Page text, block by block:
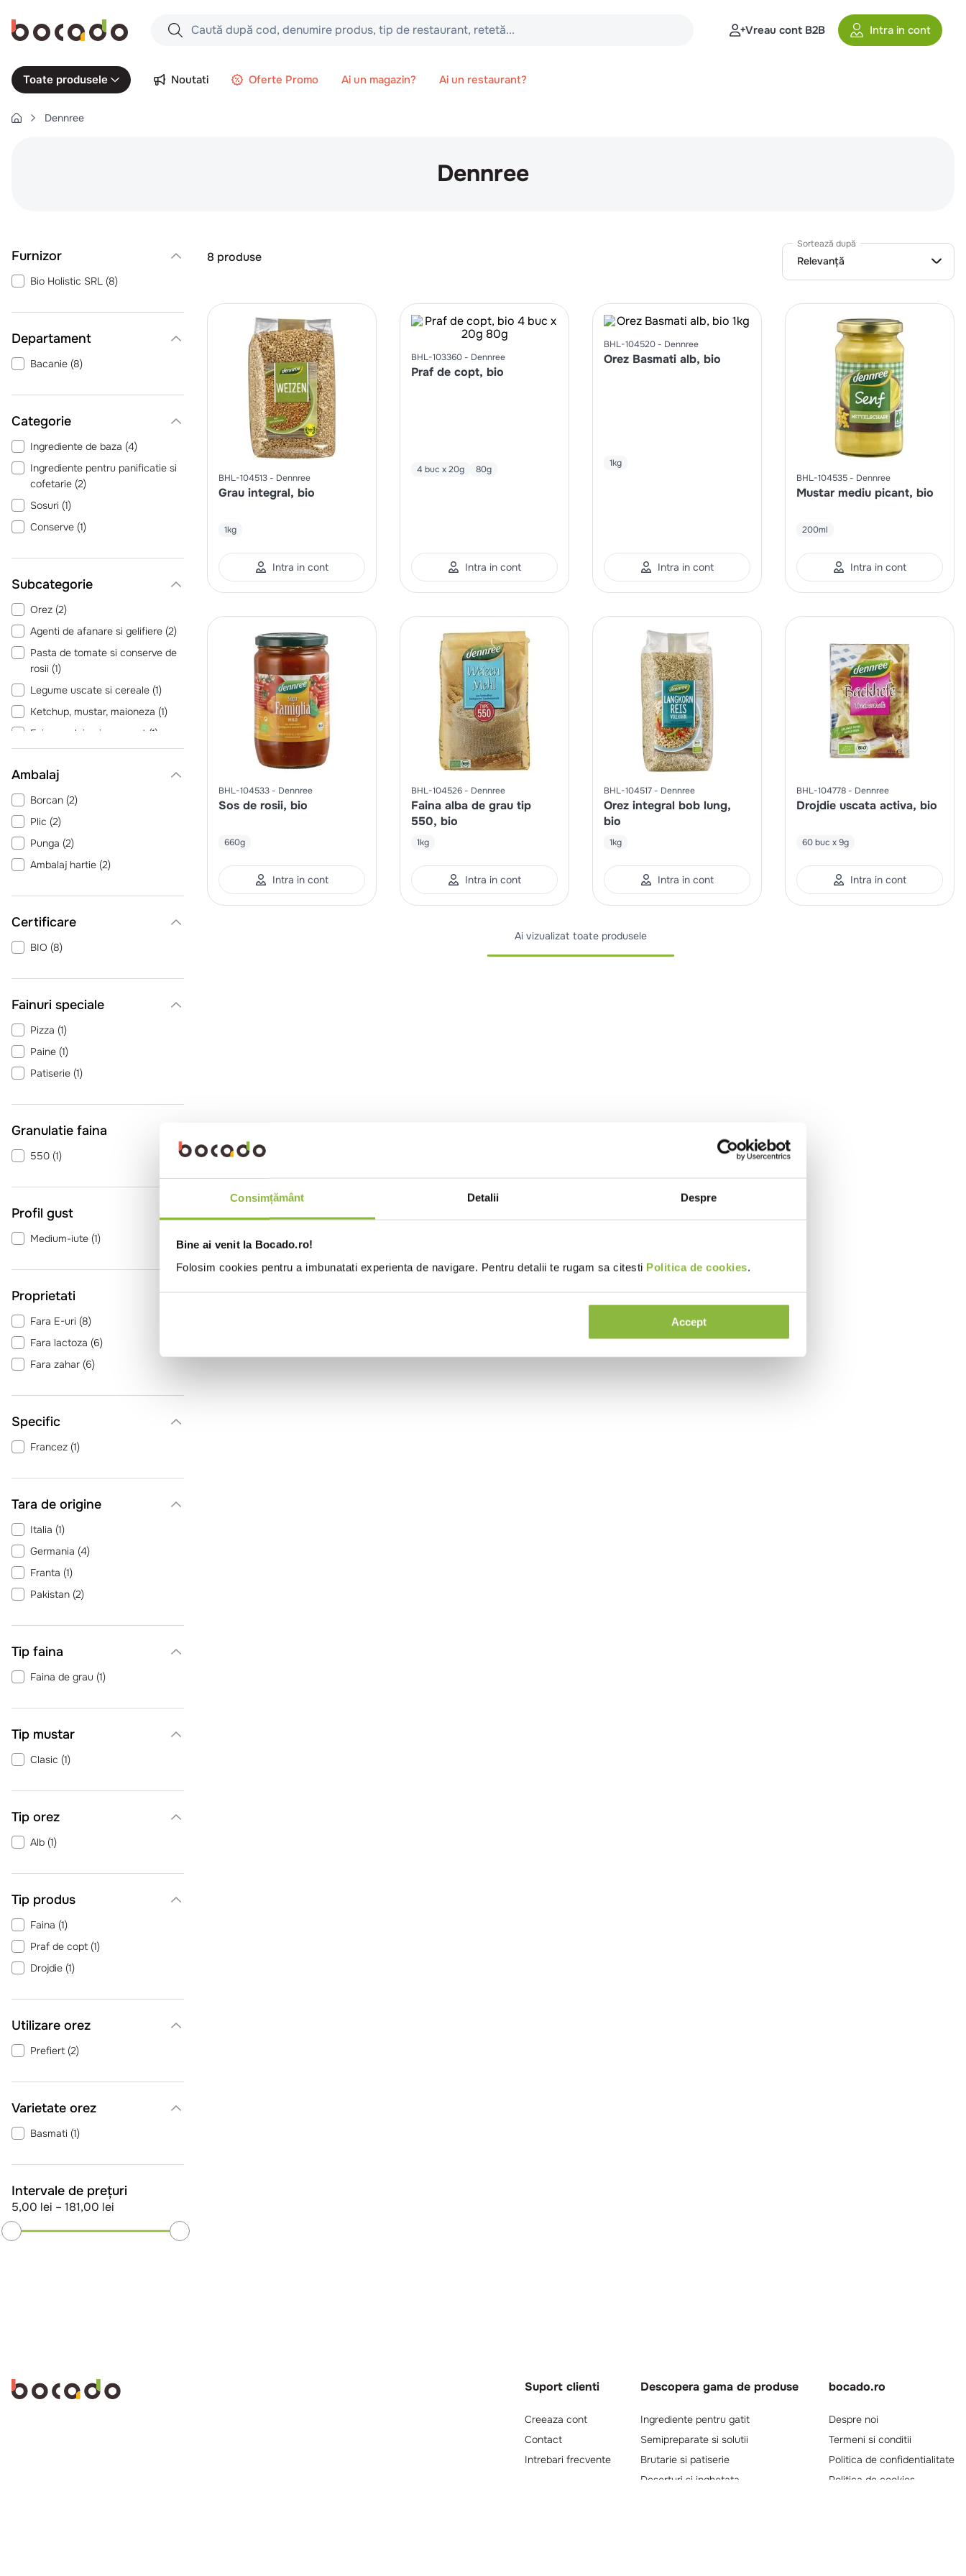
Consimțământ Detalii Despre
Bine ai venit la Bocado.ro!
Folosim cookies pentru a imbunatati experienta de navigare. Pentru detalii te rugam sa citesti Politica de cookies.
Accept
Caută după cod, denumire produs, tip de restaurant, retetă...
Căutări populare
10.pizza
Vreau cont B2B Intra in cont
Toate produsele Noutati Oferte Promo Ai un magazin? Ai un restaurant?
Dennree
Dennree
Bio Holistic SRL (8)
Departament
Bacanie (8)
Categorie
Ingrediente de baza (4)
Ingrediente pentru panificatie si
cofetarie (2)
Sosuri (1)
Conserve (1)
Orez (2)
Agenti de afanare si gelifiere (2)
Pasta de tomate si conserve de
rosii (1)
Legume uscate si cereale (1)
Ketchup, mustar, maioneza (1)
Faina, malai, gris, pesmet (1)
Ambalaj
Borcan (2)
Plic (2)
Punga (2)
Ambalaj hartie (2)
Certificare
BIO (8)
Fainuri speciale
Pizza (1)
Paine (1)
Patiserie (1)
Granulatie faina
550 (1)
Profil gust
Medium-iute (1)
Proprietati
Fara E-uri (8)
Fara lactoza (6)
Fara zahar (6)
Specific
Francez (1)
Tara de origine
Italia (1)
Germania (4)
Franta (1)
Pakistan (2)
Tip faina
Faina de grau (1)
Tip mustar
Clasic (1)
Tip orez
Alb (1)
Tip produs
Faina (1)
Praf de copt (1)
Drojdie (1)
Utilizare orez
Prefiert (2)
Varietate orez
Basmati (1)
Intervale de prețuri
5,00 lei – 181,00 lei
8 produse
Sortează după
Relevanță
BHL-104513 Dennree
Grau integral, bio
1kg
Intra in cont
BHL-103360 Dennree
Praf de copt, bio
4 buc x 20g 80g
Intra in cont
BHL-104520 Dennree
Orez Basmati alb, bio
1kg
Intra in cont
BHL-104535 Dennree
Mustar mediu picant, bio
200ml
Intra in cont
BHL-104533 Dennree
Sos de rosii, bio
660g
Intra in cont
BHL-104526 Dennree
Faina alba de grau tip
550, bio
1kg
Intra in cont
BHL-104517 Dennree
Orez integral bob lung,
bio
1kg
Intra in cont
BHL-104778 Dennree
Drojdie uscata activa, bio
60 buc x 9g
Intra in cont
Ai vizualizat toate produsele
Suport clienti
Creeaza cont
Contact
Intrebari frecvente
Descopera gama de produse
Ingrediente pentru gatit
Semipreparate si solutii
Brutarie si patiserie
Deserturi si inghetata
bocado.ro
Despre noi
Termeni si conditii
Politica de confidentialitate
Politica de cookies